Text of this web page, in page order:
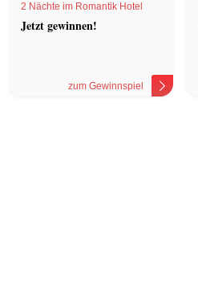
2 Nächte im Romantik Hotel
Jetzt gewinnen!
zum Gewinnspiel